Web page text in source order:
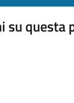
su questa